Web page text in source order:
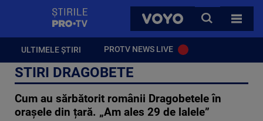
VOYO
CAUTA
TOATE
ULTIMELE ȘTIRI PROTV NEWS LIVE
STIRI DRAGOBETE
Cum au sărbătorit românii Dragobetele în
orașele din țară. „Am ales 29 de lalele”